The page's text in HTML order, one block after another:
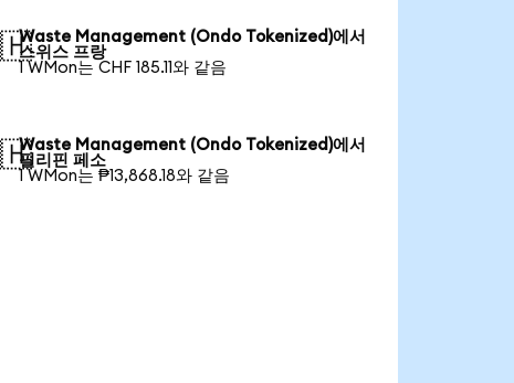
Waste Management (Ondo Tokenized)에서
스위스 프랑
1 WMon는 CHF 185.11와 같음
Waste Management (Ondo Tokenized)에서
필리핀 페소
1 WMon는 ₱13,868.18와 같음